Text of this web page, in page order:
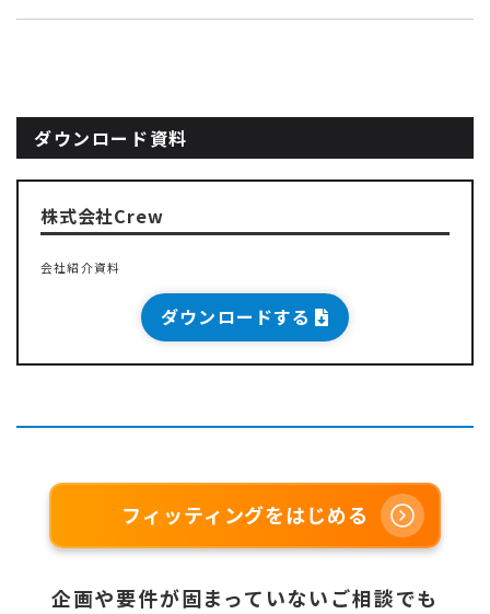
ダウンロード資料
株式会社Crew
会社紹介資料
ダウンロードする
フィッティングをはじめる
企画や要件が固まっていないご相談でも